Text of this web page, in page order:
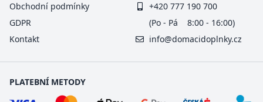
Obchodní podmínky
GDPR
Kontakt
+420 777 190 700
(Po - Pá 8:00 - 16:00)
info@domacidoplnky.cz
PLATEBNÍ METODY